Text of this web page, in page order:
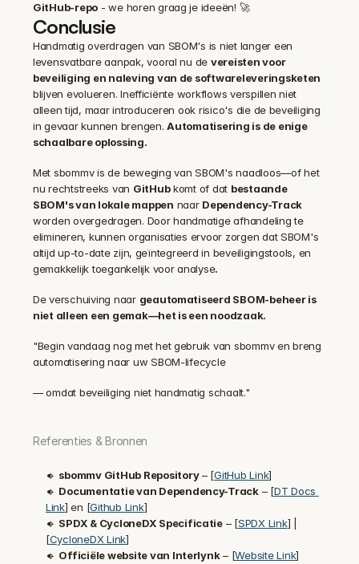
GitHub-repo - we horen graag je ideeën! 🚀
Conclusie
Handmatig overdragen van SBOM's is niet langer een
levensvatbare aanpak, vooral nu de vereisten voor
beveiliging en naleving van de softwareleveringsketen
blijven evolueren. Inefficiënte workflows verspillen niet
alleen tijd, maar introduceren ook risico's die de beveiliging
in gevaar kunnen brengen. Automatisering is de enige
schaalbare oplossing.
Met sbommv is de beweging van SBOM's naadloos—of het
nu rechtstreeks van GitHub komt of dat bestaande
SBOM's van lokale mappen naar Dependency-Track
worden overgedragen. Door handmatige afhandeling te
elimineren, kunnen organisaties ervoor zorgen dat SBOM's
altijd up-to-date zijn, geïntegreerd in beveiligingstools, en
gemakkelijk toegankelijk voor analyse.
De verschuiving naar geautomatiseerd SBOM-beheer is
niet alleen een gemak—het is een noodzaak.
"Begin vandaag nog met het gebruik van sbommv en breng
automatisering naar uw SBOM-lifecycle
— omdat beveiliging niet handmatig schaalt."
Referenties & Bronnen
🔹 sbommv GitHub Repository – [GitHub Link]
🔹 Documentatie van Dependency-Track – [DT Docs
Link] en [Github Link]
🔹 SPDX & CycloneDX Specificatie – [SPDX Link] |
[CycloneDX Link]
🔹 Officiële website van Interlynk – [Website Link]